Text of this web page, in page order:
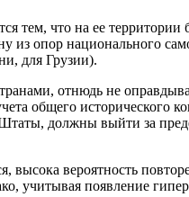
тем, что на ее
из опор национального
для Грузии).
отнюдь не
общего
должны выйти за
высока вероятность
учитывая появление